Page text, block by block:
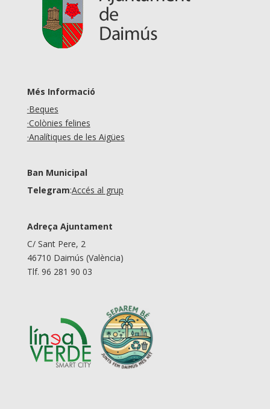
Més Informació
·Beques
·Colònies felines
·Analítiques de les Aigües
Ban Municipal
Telegram:Accés al grup
Adreça Ajuntament
C/ Sant Pere, 2
46710 Daimús (València)
Tlf. 96 281 90 03